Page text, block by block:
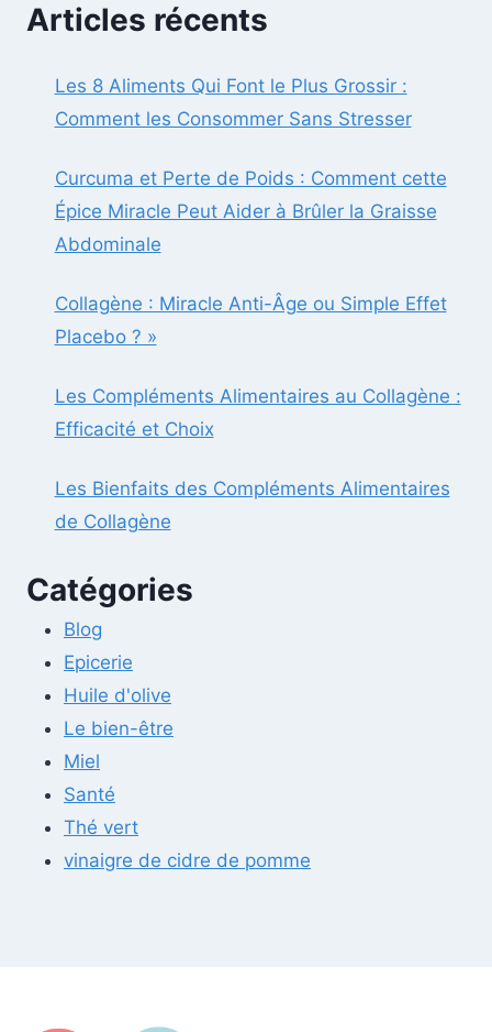
Articles récents
Les 8 Aliments Qui Font le Plus Grossir :
Comment les Consommer Sans Stresser
Curcuma et Perte de Poids : Comment cette
Épice Miracle Peut Aider à Brûler la Graisse
Abdominale
Collagène : Miracle Anti-Âge ou Simple Effet
Placebo ? »
Les Compléments Alimentaires au Collagène :
Efficacité et Choix
Les Bienfaits des Compléments Alimentaires
de Collagène
Catégories
Blog
Epicerie
Huile d'olive
Le bien-être
Miel
Santé
Thé vert
vinaigre de cidre de pomme